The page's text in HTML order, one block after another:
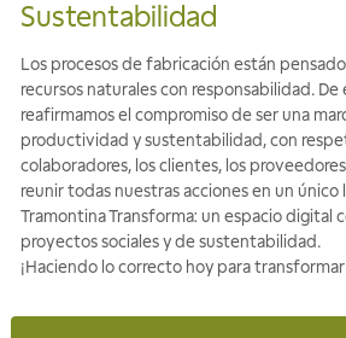
Sustentabilidad
Los procesos de fabricación están
recursos naturales con responsabilidad. De
reafirmamos el compromiso de ser una
productividad y sustentabilidad, con
colaboradores, los clientes, los
reunir todas nuestras acciones en un único
Tramontina Transforma: un espacio digital
proyectos sociales y de sustentabilidad.
¡Haciendo lo correcto hoy para transformar